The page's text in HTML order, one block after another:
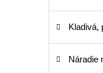
Kladivá,
Náradie